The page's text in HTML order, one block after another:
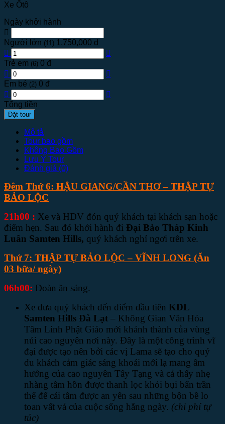
Xe Ôtô
Ngày khởi hành
Người lớn (11) 1,750,000 đ
Trẻ em (6) 0 đ
Em bé (2) 0 đ
Tổng tiền
Đặt tour
Mô tả
Tour bao gồm
Không Bao Gồm
Lưu Ý Tour
Đánh giá (0)
Đêm Thứ 6: HẬU GIANG/CẦN THƠ – THẬP TỰ
BẢO LỘC
21h00 : Xe và HDV đón quý khách tại khách sạn hoặc
điểm hẹn. Sau đó khởi hành đi Đại Bảo Tháp Kinh
Luân Samten Hills, quý khách nghỉ ngơi trên xe.
Thứ 7: THẬP TỰ BẢO LỘC – VĨNH LONG (Ăn
03 bữa/ ngày)
06h00: Đoàn ăn sáng.
Xe đưa quý khách đến điểm đầu tiên KDL
Samten Hills Đà Lạt – Không Gian Văn Hóa
Tâm Linh Phật Giáo mới khánh thành của vùng
núi cao nguyên nơi này. Đây là một công trình vĩ
đại được tạo nên bởi các vị Lama sẽ tạo cho quý
du khách cảm giác sáng khoái mới lạ mang âm
hưởng của cao nguyên Tây Tạng và cả thấy nhẹ
nhàng tâm hồn được thanh lọc khỏi bụi bẩn trần
thế để cái tâm được an yên sau những bộn bề lo
toan vất vả của cuộc sống hằng ngày. (chi phí tự
túc)